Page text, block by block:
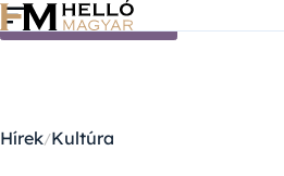
Ugrás a tartalomra
Hírek Kultúra